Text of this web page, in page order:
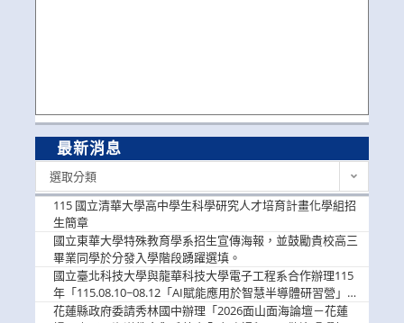
最新消息
選取分類
115 國立清華大學高中學生科學研究人才培育計畫化學組招
生簡章
國立東華大學特殊教育學系招生宣傳海報，並鼓勵貴校高三
畢業同學於分發入學階段踴躍選填。
國立臺北科技大學與龍華科技大學電子工程系合作辦理115
年「115.08.10~08.12「AI賦能應用於智慧半導體研習營」，
歡迎學生踴躍報名參加
花蓮縣政府委請秀林國中辦理「2026面山面海論壇－花蓮